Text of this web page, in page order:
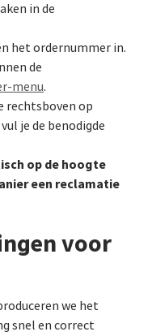
in de
het ordernummer in.
de
menu.
rechtsboven op
je de benodigde
op de hoogte
een reclamatie
voor
we het
snel en correct